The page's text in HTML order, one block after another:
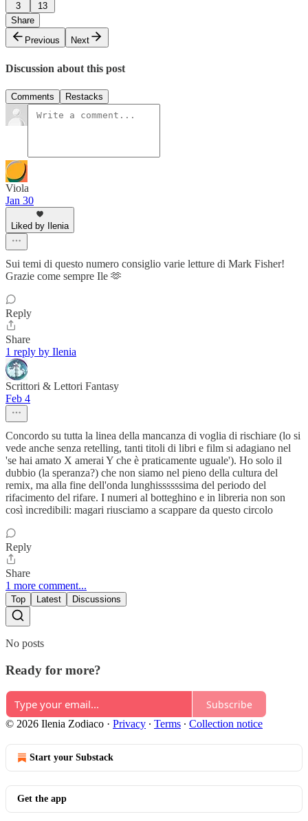
3
13
Share
Previous
Next
Discussion about this post
Comments Restacks
Viola
Jan 30
Liked by Ilenia
Sui temi di questo numero consiglio varie letture di Mark Fisher!
Grazie come sempre Ile 🫶
Reply
Share
1 reply by Ilenia
Scrittori & Lettori Fantasy
Feb 4
Concordo su tutta la linea della mancanza di voglia di rischiare (lo si
vede anche senza retelling, tanti titoli di libri e film si adagiano nel
'se hai amato X amerai Y che è praticamente uguale'). Ho solo il
dubbio (la speranza?) che non siamo nel pieno della cultura del
remix, ma alla fine dell'onda lunghissssssima del periodo del
rifacimento del rifare. I numeri al botteghino e in libreria non son
così incredibili: magari riusciamo a scappare da questo circolo
Reply
Share
1 more comment...
Top Latest Discussions
No posts
Ready for more?
Subscribe
© 2026 Ilenia Zodiaco · Privacy ∙ Terms ∙ Collection notice
Start your Substack
Get the app